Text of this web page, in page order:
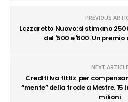
PREVIOUS
Lazzaretto Nuovo: si stimano
del '500 e '600. Un
NEXT ARTICLE
Crediti Iva fittizi per
“mente” della frode a Mestre.
milioni